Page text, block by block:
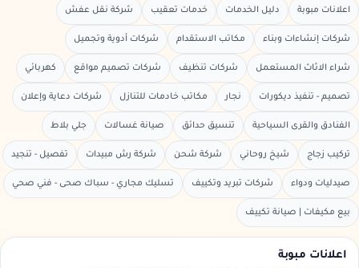
اعلانات مبوبة دليل الخدمات خدمات تعقيب شركة نقل عفش
شركات إنشاءات وبناء مكاتب الاستقدام شركات أدوية وتجميل
شراء الاثاث المستعمل شركات تنظيف شركات تصميم مواقع كهربائي
تصميم - تنفيذ ديكورات نجار مكاتب خادمات للتنازل شركات دعاية وإعلان
الفنادق والقرى السياحية تنسيق حدائق صيانة غسالات جلي بلاط
تركيب زجاج شيخ روحاني شركة شحن شركة رش مبيدات تفصيل - تنجيد
صيدليات ودواء شركات تبريد وتكييف تسليك مجاري - سباك صحى - فني صحي
بيع مكيفات | صيانة تكييف
اعلانات مبوبة